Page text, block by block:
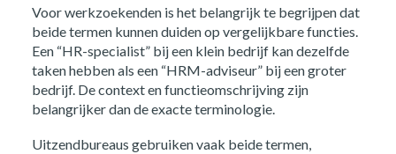
Voor werkzoekenden is het belangrijk te begrijpen dat
beide termen kunnen duiden op vergelijkbare functies.
Een “HR-specialist” bij een klein bedrijf kan dezelfde
taken hebben als een “HRM-adviseur” bij een groter
bedrijf. De context en functieomschrijving zijn
belangrijker dan de exacte terminologie.
Uitzendbureaus gebruiken vaak beide termen,